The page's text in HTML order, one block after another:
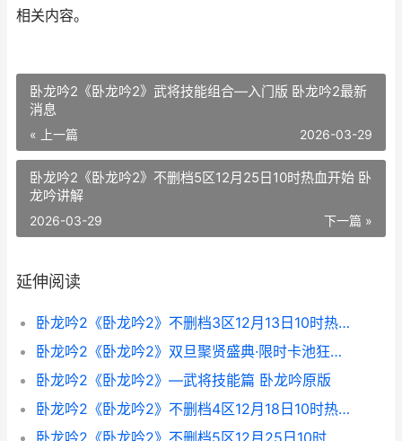
相关内容。
卧龙吟2《卧龙吟2》武将技能组合—入门版 卧龙吟2最新
消息
« 上一篇 2026-03-29
卧龙吟2《卧龙吟2》不删档5区12月25日10时热血开始 卧
龙吟讲解
下一篇 »
2026-03-29
延伸阅读
卧龙吟2《卧龙吟2》不删档3区12月13日10时热血开始 卧龙吟uqee
卧龙吟2《卧龙吟2》双旦聚贤盛典·限时卡池狂欢 卧龙吟又名
卧龙吟2《卧龙吟2》—武将技能篇 卧龙吟原版
卧龙吟2《卧龙吟2》不删档4区12月18日10时热血开始 《卧龙吟》